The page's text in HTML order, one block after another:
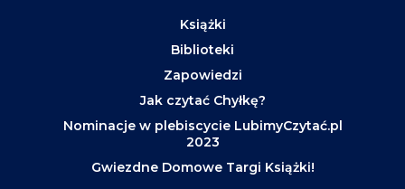
Książki
Biblioteki
Zapowiedzi
Jak czytać Chyłkę?
Nominacje w plebiscycie LubimyCzytać.pl
2023
Gwiezdne Domowe Targi Książki!